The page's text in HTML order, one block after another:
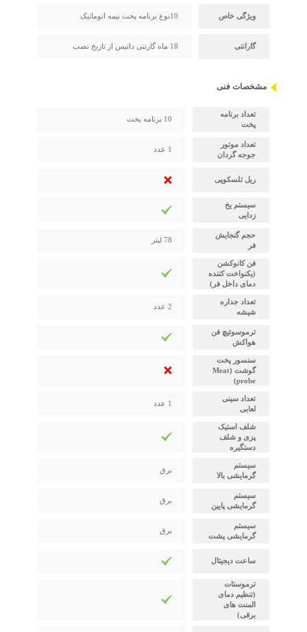
ویژگی خاص 10نوع برنامه پخت نیمه اتوماتیک
گارانتی 18 ماه گارنتی داتیس از تاریخ نصب
مشخصات فنی
تعداد برنامه
پخت
10 برنامه پخت
تعداد موتور
جوجه گردان
1 عدد
ریل تلسکوپی
سیستم یخ
زدایی
حجم گنجایش
فر
78 لیتر
فن کانوکشن
(یکنواخت کننده
دمای داخل فر)
تعداد جداره
شیشه
2 عدد
ترموسوئیچ فن
هواکش
سنسور پخت
گوشت (Meat
probe)
تعداد سینی
لعابی
1 عدد
شلف استیک
پزی و شلف
دستگیره
سیستم
گرمایشی بالا
برق
سیستم
گرمایشی پایین
برق
سیستم
گرمایشی پشت
برق
ساعت دیجیتال
ترموستات
(تنظیم دمای
المنت های
برقی)